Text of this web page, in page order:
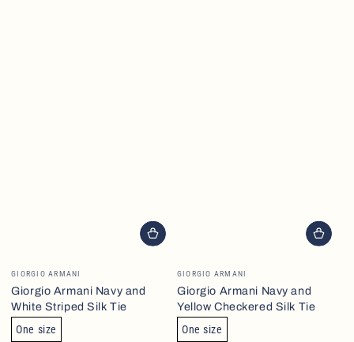
Brand
GIORGIO ARMANI
Giorgio Armani Navy and
White Striped Silk Tie
One size
Brand
GIORGIO ARMANI
Giorgio Armani Navy and
Yellow Checkered Silk Tie
One size